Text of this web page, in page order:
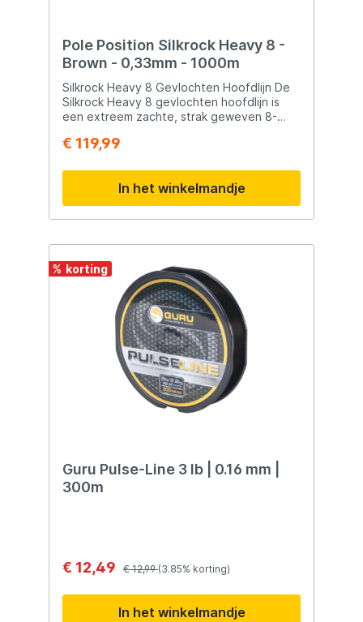
Pole Position Silkrock Heavy 8 -
Brown - 0,33mm - 1000m
Silkrock Heavy 8 Gevlochten Hoofdlijn De
Silkrock Heavy 8 gevlochten hoofdlijn is
een extreem zachte, strak geweven 8-
SNEL zinkt. De ideale keuze voor allround
combinatie met onze mono/fluoro carbon
shockleaders. Verkrijgbaar in een slibkleur
die wegvalt tegen de meeste soorten
bodems. Beschikbaar in: 0,30 mm / 500 m
/ 1000 m
€ 119,99
In het winkelmandje
%
Guru Pulse-Line 3 lb | 0.16 mm |
300m
€ 12,49 € 12,99(3.85% korting)
In het winkelmandje